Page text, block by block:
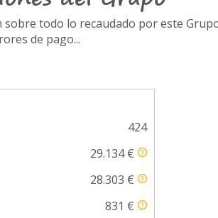
todo lo recaudado por este
de pago...
424
29.134 €
28.303 €
831 €